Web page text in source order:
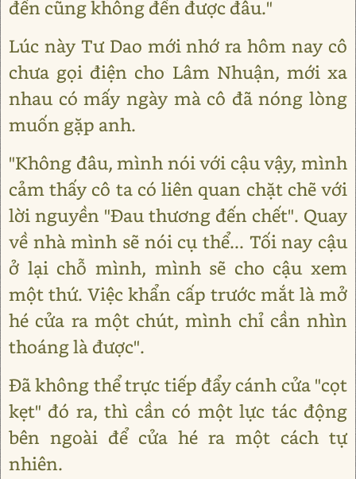
đến cũng không đến được đâu."
Lúc này Tư Dao mới nhớ ra hôm nay cô
chưa gọi điện cho Lâm Nhuận, mới xa
nhau có mấy ngày mà cô đã nóng lòng
muốn gặp anh.
"Không đâu, mình nói với cậu vậy, mình
cảm thấy cô ta có liên quan chặt chẽ với
lời nguyền "Đau thương đến chết". Quay
về nhà mình sẽ nói cụ thể... Tối nay cậu
ở lại chỗ mình, mình sẽ cho cậu xem
một thứ. Việc khẩn cấp trước mắt là mở
hé cửa ra một chút, mình chỉ cần nhìn
thoáng là được".
Đã không thể trực tiếp đẩy cánh cửa "cọt
kẹt" đó ra, thì cần có một lực tác động
bên ngoài để cửa hé ra một cách tự
nhiên.